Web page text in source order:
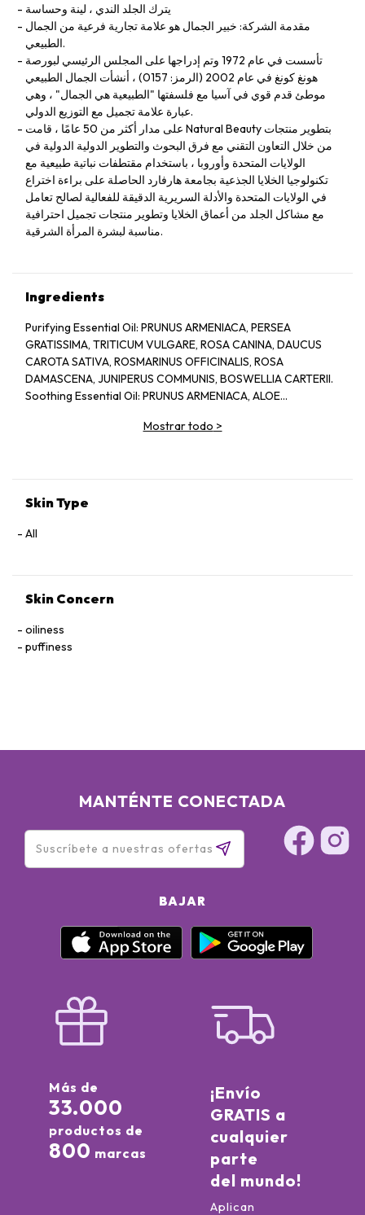
يترك الجلد الندي ، لينة وحساسة
مقدمة الشركة: خبير الجمال هو علامة تجارية فرعية من الجمال
الطبيعي.
تأسست في عام 1972 وتم إدراجها على المجلس الرئيسي لبورصة
هونغ كونغ في عام 2002 (الرمز: 0157) ، أنشأت الجمال الطبيعي
موطئ قدم قوي في آسيا مع فلسفتها "الطبيعية هي الجمال" ، وهي
عبارة علامة تجميل مع التوزيع الدولي.
على مدار أكثر من 50 عامًا ، قامت Natural Beauty بتطوير منتجات
من خلال التعاون التقني مع فرق البحوث والتطوير الدولية الدولية في
الولايات المتحدة وأوروبا ، باستخدام مقتطفات نباتية طبيعية مع
تكنولوجيا الخلايا الجذعية بجامعة هارفارد الحاصلة على براءة اختراع
في الولايات المتحدة والأدلة السريرية الدقيقة للفعالية لصالح تعامل
مع مشاكل الجلد من أعماق الخلايا وتطوير منتجات تجميل احترافية
مناسبة لبشرة المرأة الشرقية.
Ingredients
Purifying Essential Oil: PRUNUS ARMENIACA, PERSEA
GRATISSIMA, TRITICUM VULGARE, ROSA CANINA, DAUCUS
CAROTA SATIVA, ROSMARINUS OFFICINALIS, ROSA
DAMASCENA, JUNIPERUS COMMUNIS, BOSWELLIA CARTERII.
Soothing Essential Oil: PRUNUS ARMENIACA, ALOE
Mostrar todo >
Skin Type
All
Skin Concern
oiliness
puffiness
MANTÉNTE CONECTADA
BAJAR
Más de
33.000
productos de
800 marcas
¡Envío
GRATIS a
cualquier
parte
del mundo!
Aplican